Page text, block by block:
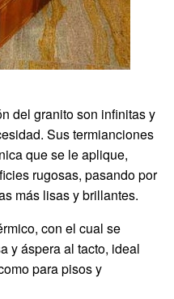
del granito son infinitas y
Sus termianciones
que se le aplique,
rugosas, pasando por
más lisas y brillantes.
con el cual se
y áspera al tacto, ideal
para pisos y